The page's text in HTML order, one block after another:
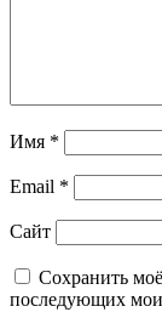
Имя *
Email *
Сайт
Сохранить
последующих